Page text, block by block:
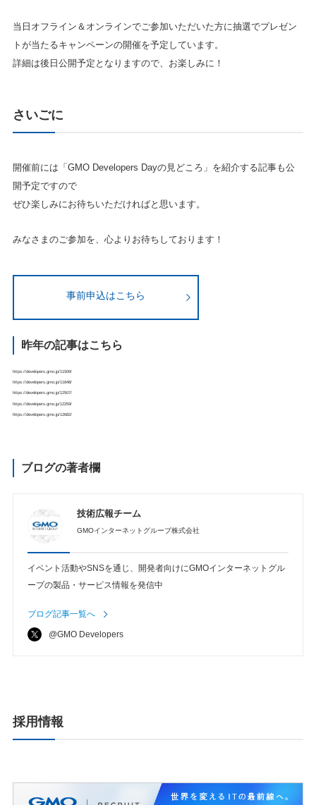
当日オフライン＆オンラインでご参加いただいた方に抽選でプレゼン
トが当たるキャンペーンの開催を予定しています。
詳細は後日公開予定となりますので、お楽しみに！
さいごに
開催前には「GMO Developers Dayの見どころ」を紹介する記事も公
開予定ですので
ぜひ楽しみにお待ちいただければと思います。
みなさまのご参加を、心よりお待ちしております！
事前申込はこちら
昨年の記事はこちら
https://developers.gmo.jp/11509/
https://developers.gmo.jp/11848/
https://developers.gmo.jp/12507/
https://developers.gmo.jp/12259/
https://developers.gmo.jp/12682/
ブログの著者欄
技術広報チーム
GMOインターネットグループ株式会社
イベント活動やSNSを通じ、開発者向けにGMOインターネットグル
ープの製品・サービス情報を発信中
ブログ記事一覧へ
@GMO Developers
採用情報